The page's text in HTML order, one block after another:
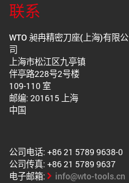
联系
WTO 昶冉精密刀座(上海)有限公
司
上海市松江区九亭镇
伴亭路228号2号楼
109-110 室
邮编: 201615 上海
中国
公司电话: +86 21 5789 9638-0
公司传真: +86 21 5789 9637
电子邮箱:
info@wto-tools.cn